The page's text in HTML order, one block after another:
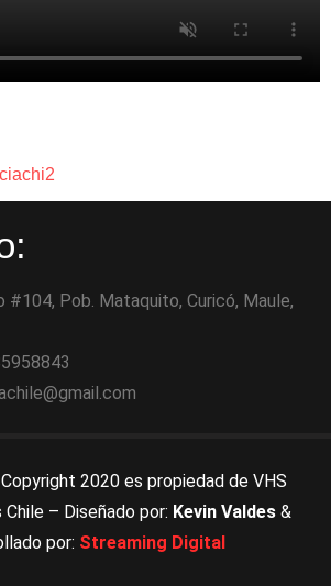
#104, Pob. Mataquito, Curicó, Maule,
2020 es propiedad de VHS
– Diseñado por: Kevin Valdes &
por: Streaming Digital